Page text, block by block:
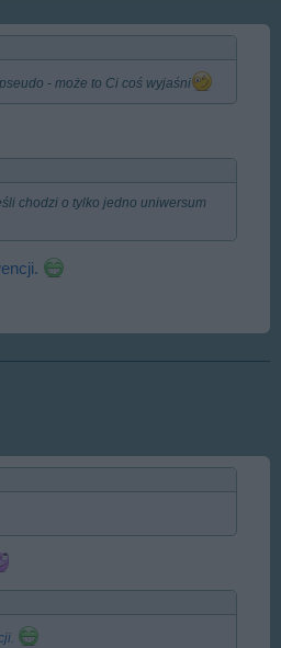
- może to Ci coś wyjaśni
chodzi o tylko jedno uniwersum